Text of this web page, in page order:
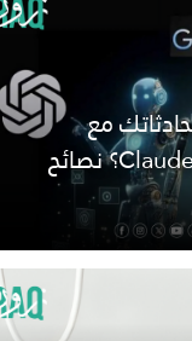
مع
ChatGPT وGemini وClaude؟ نصائح